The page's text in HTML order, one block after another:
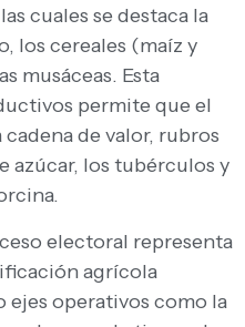
cuales se destaca la
los cereales (maíz y
musáceas. Esta
permite que el
de valor, rubros
azúcar, los tubérculos y
electoral representa
agrícola
ejes operativos como la